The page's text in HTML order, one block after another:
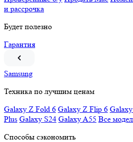
и рассрочка
Будет полезно
Гарантия
Samsung
Техника по лучшим ценам
Galaxy Z Fold 6 Galaxy Z Flip 6
Plus Galaxy S24 Galaxy A55 Все
Способы сэкономить